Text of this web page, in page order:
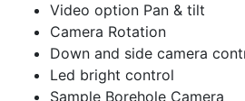
Video option Pan & tilt
Camera Rotation
Down and side camera
Led bright control
Sample Borehole Camera